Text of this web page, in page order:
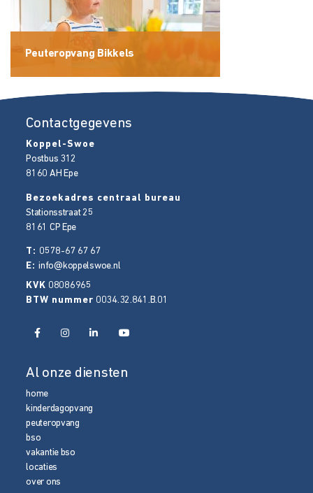
Peuteropvang Bikkels
Contactgegevens
Koppel-Swoe
Postbus 312
8160 AH Epe
Bezoekadres centraal bureau
Stationsstraat 25
8161 CP Epe
T: 0578-67 67 67
E:info@koppelswoe.nl
KVK 08086965
BTW nummer 0034.32.841.B.01
Al onze diensten
home
kinderdagopvang
peuteropvang
bso
vakantie bso
locaties
over ons